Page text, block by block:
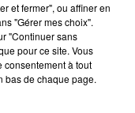
2025 À 13H35
et fermer", ou affiner en
"Gérer mes choix".
"Continuer sans
pour ce site. Vous
consentement à tout
bas de chaque page.